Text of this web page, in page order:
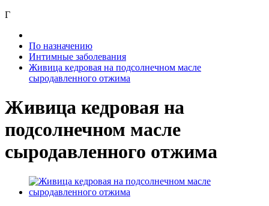
Г
По назначению
Интимные заболевания
Живица кедровая на подсолнечном масле
сыродавленного отжима
Живица кедровая на
подсолнечном масле
сыродавленного отжима